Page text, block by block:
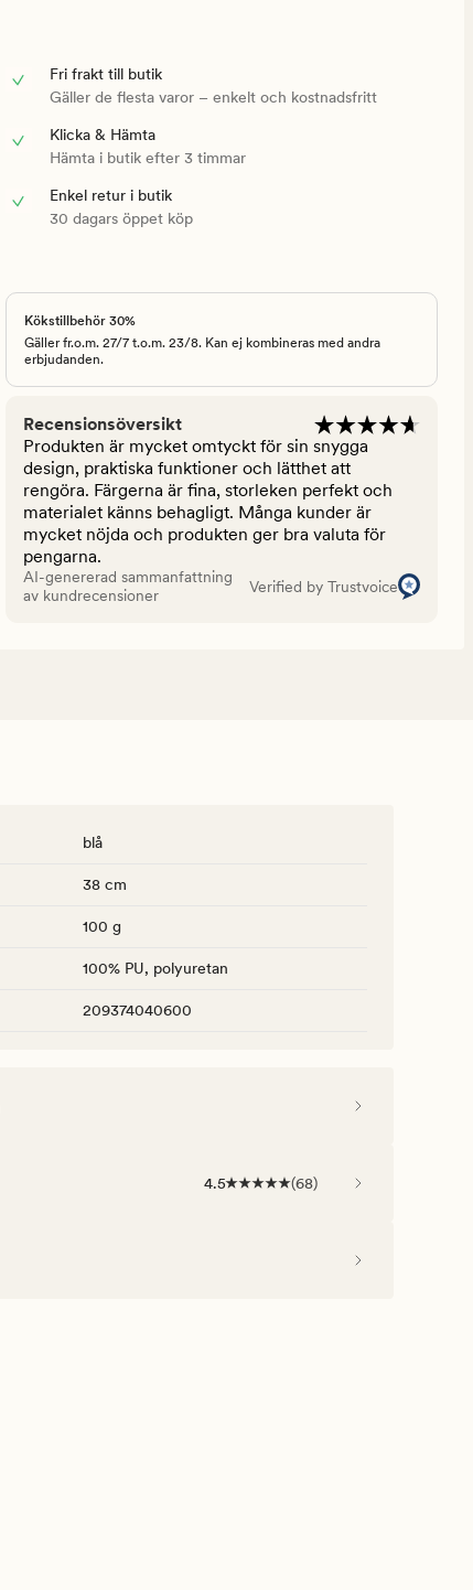
Fri frakt till butik
Gäller de flesta varor – enkelt och kostnadsfritt
Klicka & Hämta
Hämta i butik efter 3 timmar
Enkel retur i butik
30 dagars öppet köp
Kökstillbehör 30%
Gäller fr.o.m. 27/7 t.o.m. 23/8. Kan ej kombineras med andra
erbjudanden.
Recensionsöversikt
Produkten är mycket omtyckt för sin snygga
design, praktiska funktioner och lätthet att
rengöra. Färgerna är fina, storleken perfekt och
materialet känns behagligt. Många kunder är
mycket nöjda och produkten ger bra valuta för
pengarna.
AI-genererad sammanfattning
av kundrecensioner
Verified by Trustvoice
blå
38 cm
100 g
100% PU, polyuretan
209374040600
4.5 (68)